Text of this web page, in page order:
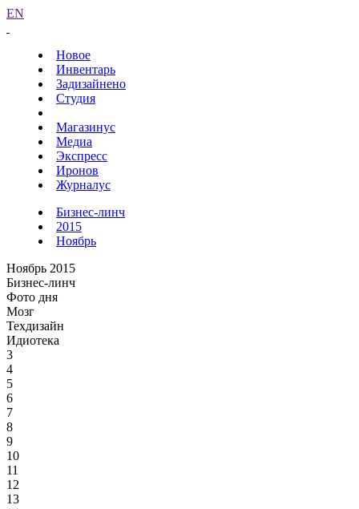
EN
Новое
Инвентарь
Задизайнено
Студия
Магазинус
Медиа
Экспресс
Иронов
Журналус
Бизнес-линч
2015
Ноябрь
Ноябрь 2015
Бизнес-линч
Фото дня
Мозг
Техдизайн
Идиотека
3
4
5
6
7
8
9
10
11
12
13